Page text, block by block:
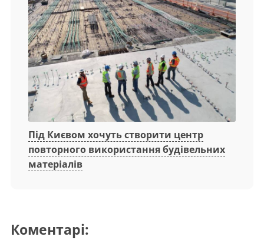
Під Києвом хочуть створити центр
повторного використання будівельних
матеріалів
Коментарі: